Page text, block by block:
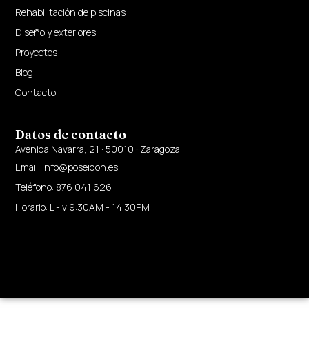
Rehabilitación de piscinas
Diseño y exteriores
Proyectos
Blog
Contacto
Datos de contacto
Avenida Navarra, 21 · 50010 · Zaragoza
Email: info@poseidon.es
Teléfono: 876 041 626
Horario: L - v 9:30AM - 14:30PM